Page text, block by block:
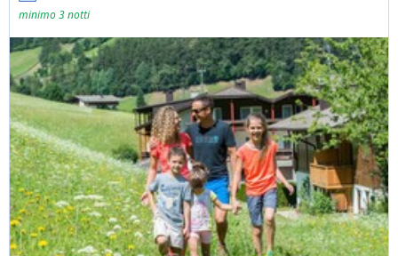
06/09/2026
27/09/2026
10/10/2026 da97€a122€
minimo 3 notti